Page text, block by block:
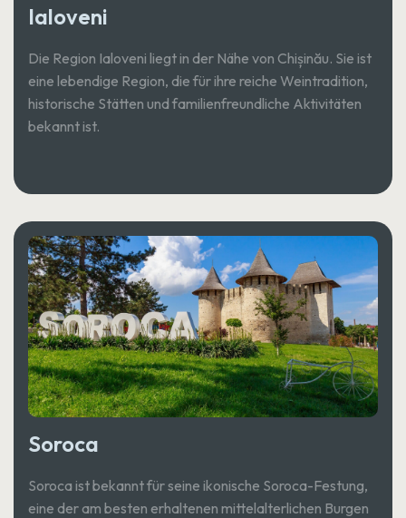
Ialoveni
Die Region Ialoveni liegt in der Nähe von Chișinău. Sie ist
eine lebendige Region, die für ihre reiche Weintradition,
historische Stätten und familienfreundliche Aktivitäten
bekannt ist.
Soroca
Soroca ist bekannt für seine ikonische Soroca-Festung,
eine der am besten erhaltenen mittelalterlichen Burgen